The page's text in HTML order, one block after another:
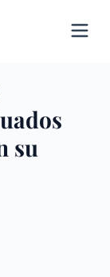
su